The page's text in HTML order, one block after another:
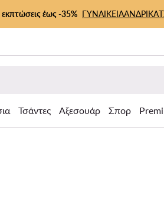
εκπτώσεις έως -35% ΓΥΝΑΙΚΕΙΑΑΝΔΡΙΚΑ
Τσάντες Αξεσουάρ Σπορ